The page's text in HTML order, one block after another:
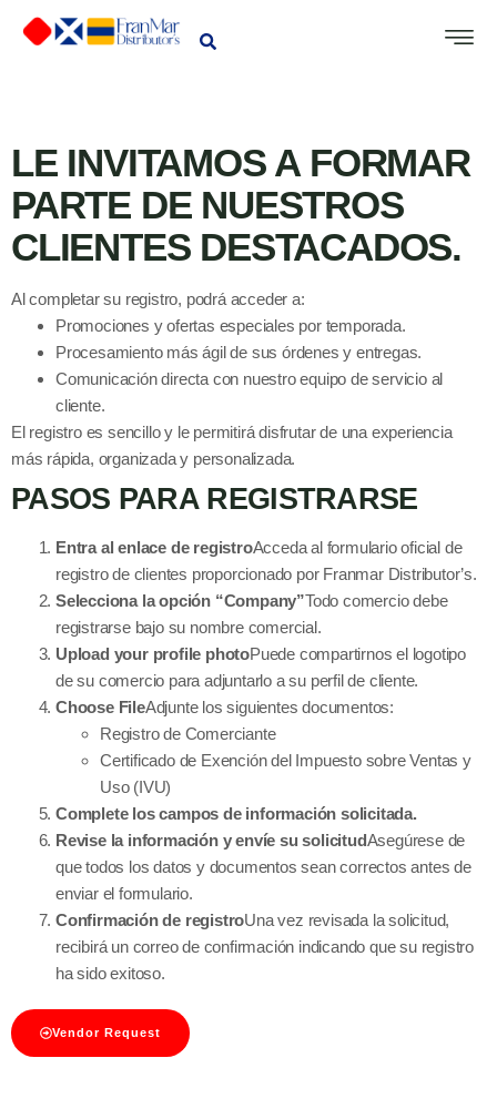
LE INVITAMOS A FORMAR
PARTE DE NUESTROS
CLIENTES DESTACADOS.
Al completar su registro, podrá acceder a:
Promociones y ofertas especiales por temporada.
Procesamiento más ágil de sus órdenes y entregas.
Comunicación directa con nuestro equipo de servicio al
cliente.
El registro es sencillo y le permitirá disfrutar de una experiencia
más rápida, organizada y personalizada.
PASOS PARA REGISTRARSE
Entra al enlace de registroAcceda al formulario oficial de
registro de clientes proporcionado por Franmar Distributor’s.
Selecciona la opción “Company”Todo comercio debe
registrarse bajo su nombre comercial.
Upload your profile photoPuede compartirnos el logotipo
de su comercio para adjuntarlo a su perfil de cliente.
Choose FileAdjunte los siguientes documentos:
Registro de Comerciante
Certificado de Exención del Impuesto sobre Ventas y
Uso (IVU)
Complete los campos de información solicitada.
Revise la información y envíe su solicitudAsegúrese de
que todos los datos y documentos sean correctos antes de
enviar el formulario.
Confirmación de registroUna vez revisada la solicitud,
recibirá un correo de confirmación indicando que su registro
ha sido exitoso.
Vendor Request